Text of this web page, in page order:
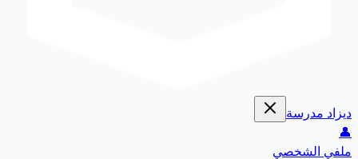
ديزاد مدرسة
👤
ملفي الشخصي